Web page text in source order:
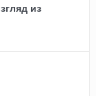
из